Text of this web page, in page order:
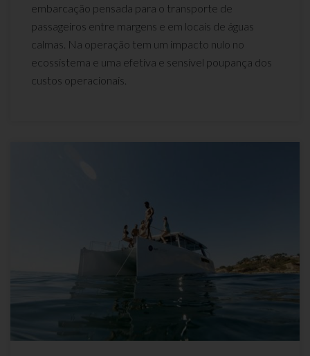
embarcação pensada para o transporte de
passageiros entre margens e em locais de águas
calmas. Na operação tem um impacto nulo no
ecossistema e uma efetiva e sensível poupança dos
custos operacionais.